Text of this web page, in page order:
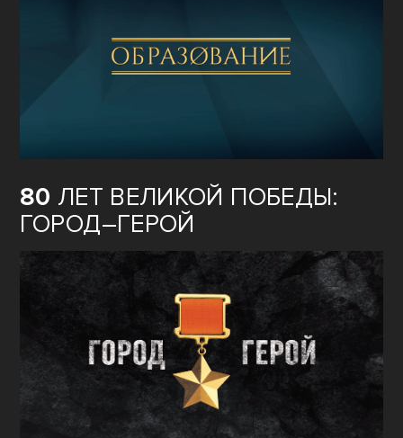
80 ЛЕТ ВЕЛИКОЙ ПОБЕДЫ:
ГОРОД–ГЕРОЙ